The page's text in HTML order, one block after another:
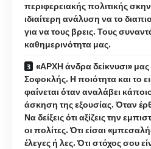
περιφερειακής πολιτικής
ιδιαίτερη ανάλυση να το
για να τους βρεις. Τους
καθημερινότητα μας.
«ΑΡΧΗ άνδρα δείκνυσι» μας
Σοφοκλής. Η ποιότητα και το
φαίνεται όταν αναλάβει
άσκηση της εξουσίας. Όταν
Να δείξεις ότι αξίζεις την
οι πολίτες. Ότι είσαι
έλεγες ή λες. Ότι στόχος σου